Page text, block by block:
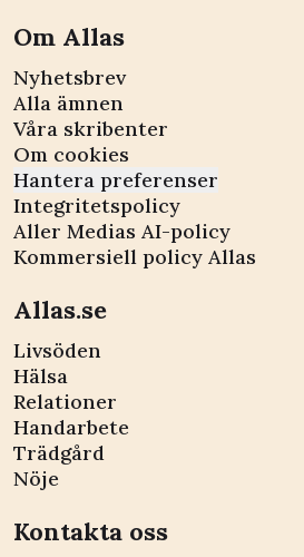
Om Allas
Nyhetsbrev
Alla ämnen
Våra skribenter
Om cookies
Hantera preferenser
Integritetspolicy
Aller Medias AI-policy
Kommersiell policy Allas
Allas.se
Livsöden
Hälsa
Relationer
Handarbete
Trädgård
Nöje
Kontakta oss